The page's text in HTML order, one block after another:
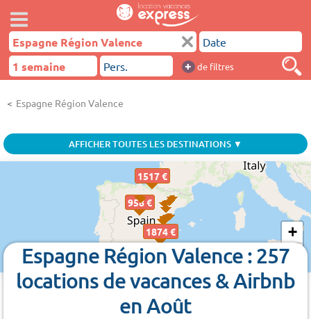
+ de filtres
Espagne Région Valence
AFFICHER TOUTES LES DESTINATIONS ▼
958 €
1517 €
1874 €
+
−
Espagne Région Valence : 257
locations de vacances & Airbnb
en Août